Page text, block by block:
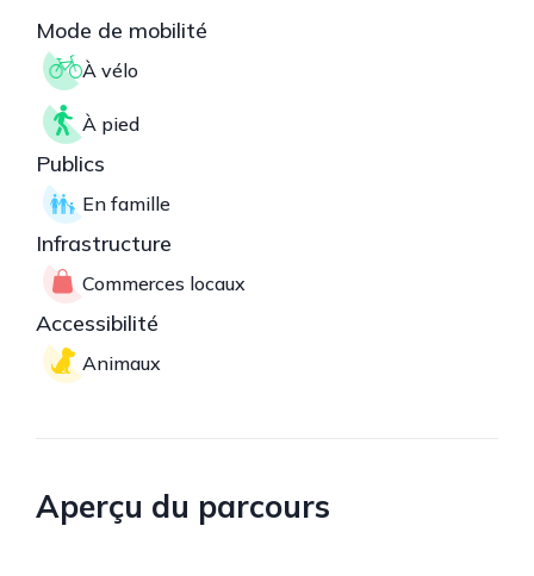
Mode de mobilité
À vélo
À pied
Publics
En famille
Infrastructure
Commerces locaux
Accessibilité
Animaux
Aperçu du parcours